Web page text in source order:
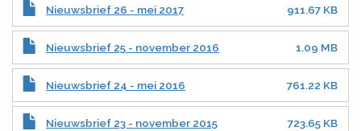
Nieuwsbrief 26 - mei 2017 911.67 KB
Nieuwsbrief 25 - november 2016 1.09 MB
Nieuwsbrief 24 - mei 2016 761.22 KB
Nieuwsbrief 23 - november 2015 723.65 KB